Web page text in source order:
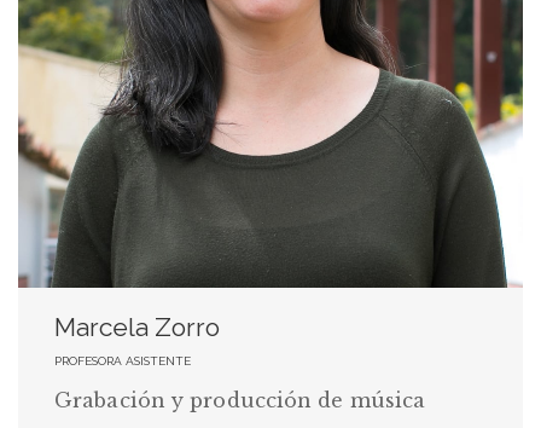
Marcela Zorro
PROFESORA ASISTENTE
Grabación y producción de música